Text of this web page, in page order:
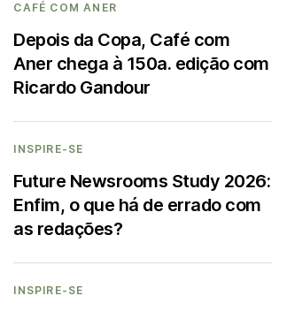
CAFÉ COM ANER
Depois da Copa, Café com
Aner chega à 150a. edição com
Ricardo Gandour
INSPIRE-SE
Future Newsrooms Study 2026:
Enfim, o que há de errado com
as redações?
INSPIRE-SE